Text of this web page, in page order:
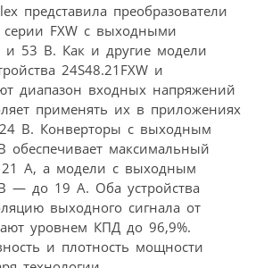
представила преобразователи
FXW с выходными
и 53 В. Как и другие модели
24S48.21FXW и
диапазон входных напряжений
применять их в приложениях
В. Конверторы с выходным
обеспечивает максимальный
A, а модели с выходным
— до 19 А. Оба устройства
выходного сигнала от
уровнем КПД до 96,9%.
и плотность мощности